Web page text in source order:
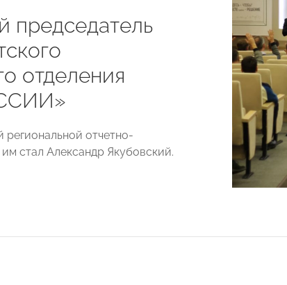
председатель
отделения
региональной отчетно-
стал Александр Якубовский.